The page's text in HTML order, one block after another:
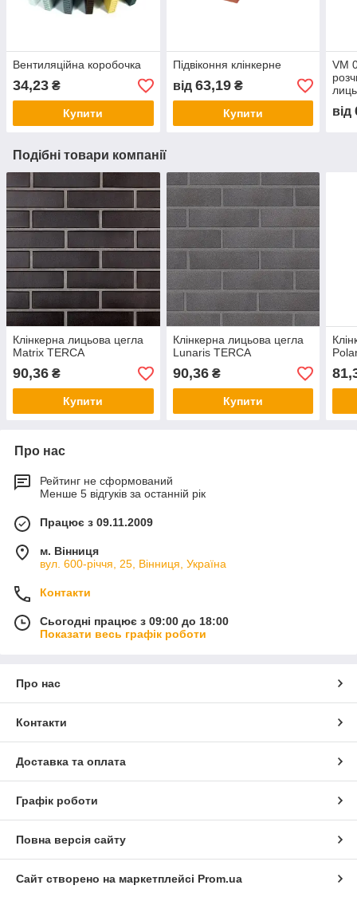
Вентиляційна коробочка
34,23 ₴
Купити
Підвіконня клінкерне
від 63,19₴
Купити
VM
від
Подібні товари компанії
Клінкерна лицьова цегла
Matrix TERCA
90,36 ₴
Купити
Клінкерна лицьова цегла
Lunaris TERCA
90,36₴
Купити
Про нас
Рейтинг не сформований
Менше 5 відгуків за останній рік
Працює з 09.11.2009
м. Вінниця
вул. 600-річчя, 25, Вінниця, Україна
Контакти
Сьогодні працює з 09:00 до 18:00
Показати весь графік роботи
Про нас
Контакти
Доставка та оплата
Графік роботи
Повна версія сайту
Сайт створено на маркетплейсі Prom.ua